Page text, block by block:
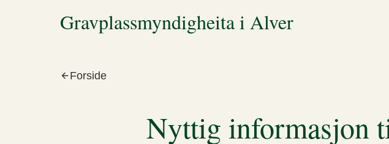
Gravplassmyndigheita i Alver
Forside
Nyttig informasjon